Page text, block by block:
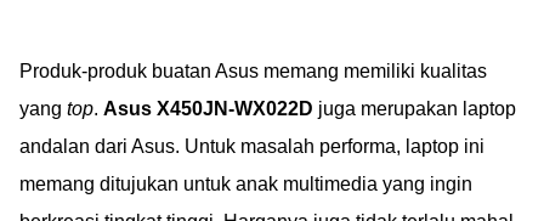
Produk-produk buatan Asus memang memiliki kualitas
yang top. Asus X450JN-WX022D juga merupakan laptop
andalan dari Asus. Untuk masalah performa, laptop ini
memang ditujukan untuk anak multimedia yang ingin